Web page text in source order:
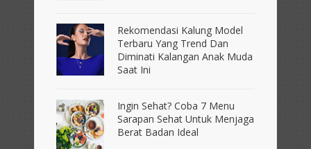
Rekomendasi Kalung Model
Terbaru Yang Trend Dan
Diminati Kalangan Anak Muda
Saat Ini
Ingin Sehat? Coba 7 Menu
Sarapan Sehat Untuk Menjaga
Berat Badan Ideal